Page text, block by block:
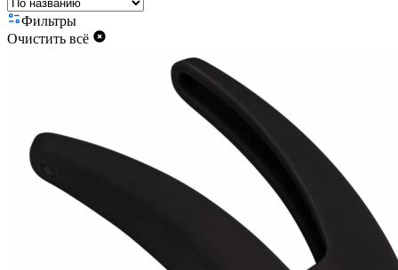
Фильтры
Очистить всё